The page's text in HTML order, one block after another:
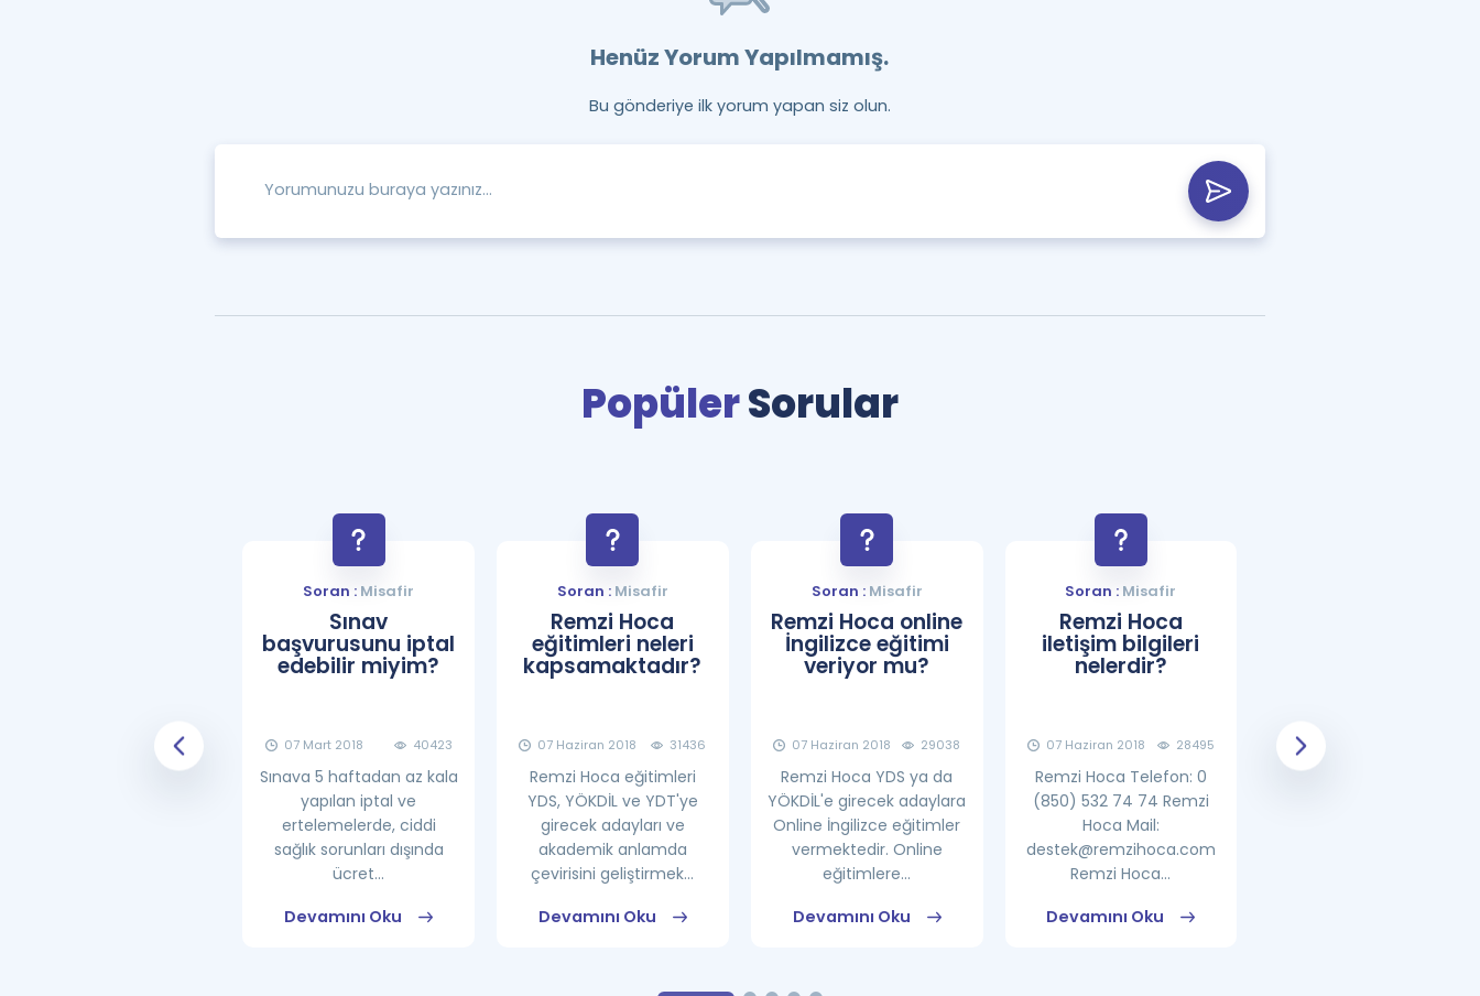
Henüz Yorum Yapılmamış.
Bu gönderiye ilk yorum yapan siz olun.
PopülerSorular
25861
Soran : Misafir
Sınav
başvurusunu iptal
edebilir miyim?
07 Mart 2018 40423
Sınava 5 haftadan az kala
yapılan iptal ve
ertelemelerde, ciddi
sağlık sorunları dışında
ücret...
Devamını Oku
Soran :Misafir
Remzi Hoca
eğitimleri neleri
kapsamaktadır?
07 Haziran 2018 31436
Remzi Hoca eğitimleri
YDS, YÖKDİL ve YDT'ye
girecek adayları ve
akademik anlamda
çevirisini geliştirmek...
Devamını Oku
Soran :Misafir
Remzi Hoca online
İngilizce eğitimi
veriyor mu?
07 Haziran 2018 29038
Remzi Hoca YDS ya da
YÖKDİL'e girecek adaylara
Online İngilizce eğitimler
vermektedir. Online
eğitimlere...
Devamını Oku
Soran : Misafir
Remzi Hoca
iletişim bilgileri
nelerdir?
07 Haziran 2018 28495
Remzi Hoca Telefon: 0
(850) 532 74 74 Remzi
Hoca Mail:
destek@remzihoca.com
Remzi Hoca...
Devamını Oku
08 Haziran 2018